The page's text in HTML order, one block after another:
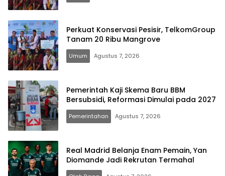
Perkuat Konservasi Pesisir, TelkomGroup
Tanam 20 Ribu Mangrove
Umum Agustus 7, 2026
Pemerintah Kaji Skema Baru BBM
Bersubsidi, Reformasi Dimulai pada 2027
Pemerintahan Agustus 7, 2026
Real Madrid Belanja Enam Pemain, Yan
Diomande Jadi Rekrutan Termahal